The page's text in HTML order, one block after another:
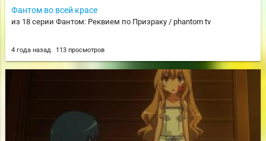
Фантом во всей красе
из 18 серии Фантом: Реквием по Призраку / phantom tv
4 года назад 113 просмотров